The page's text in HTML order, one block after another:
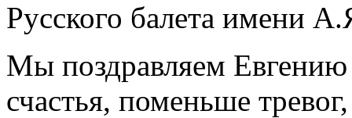
Русского балета имени
Мы поздравляем
счастья, поменьше